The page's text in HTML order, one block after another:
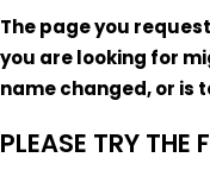
The page you
you are looking for
name changed, or is
PLEASE TRY THE